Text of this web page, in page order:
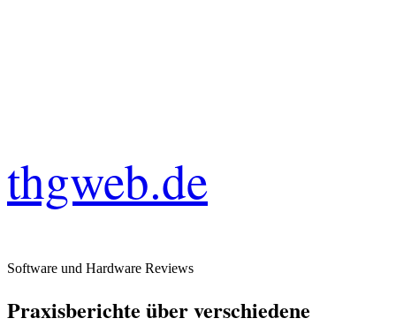
thgweb.de
Software und Hardware Reviews
Praxisberichte über verschiedene